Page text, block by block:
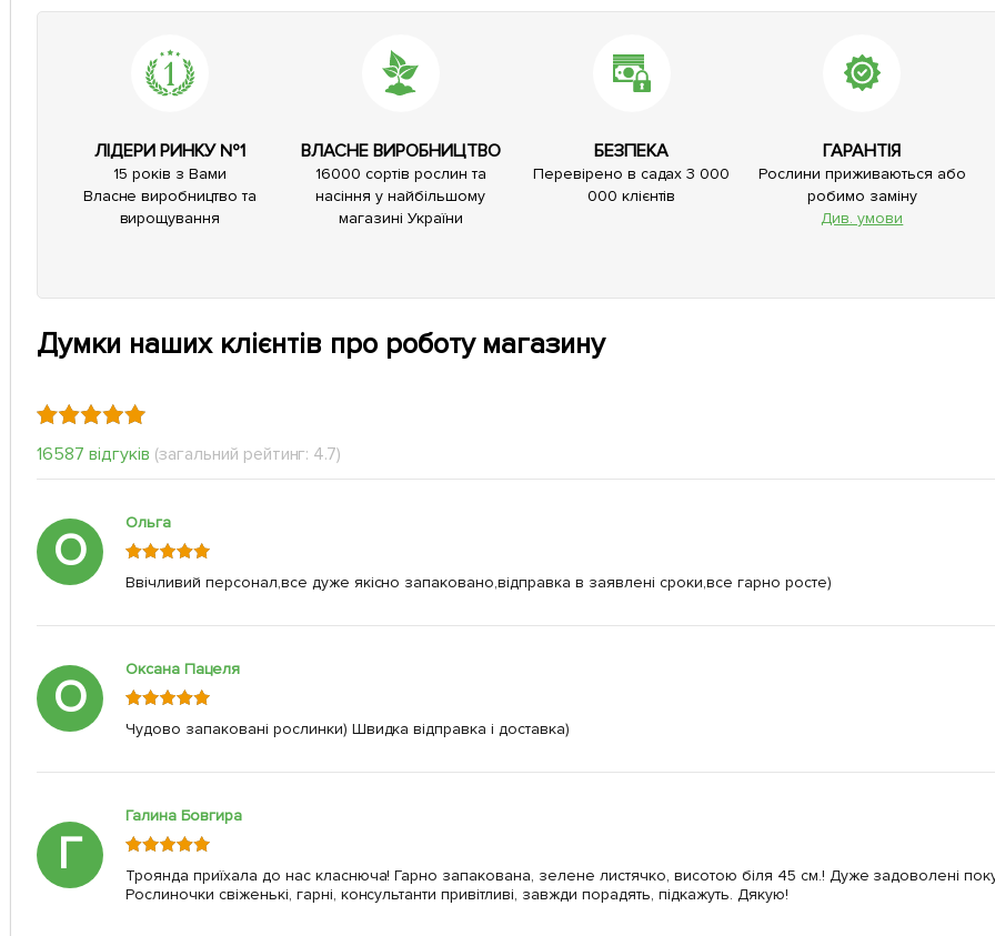
ЛІДЕРИ РИНКУ №1
15 років з Вами
Власне виробництво та
вирощування
ВЛАСНЕ ВИРОБНИЦТВО
16000 сортів рослин та
насіння у найбільшому
магазині України
БЕЗПЕКА
Перевірено в садах 3 000
000 клієнтів
ГАРАНТІЯ
Рослини приживаються або
робимо заміну
Див. умови
Думки наших клієнтів про роботу магазину
16587 відгуків (загальний рейтинг: 4.7)
О
Ольга
Ввічливий персонал,все дуже якісно запаковано,відправка в заявлені сроки,все гарно росте)
О
Оксана Пацеля
Чудово запаковані рослинки) Швидка відправка і доставка)
Г
Галина Бовгира
Троянда приїхала до нас класнюча! Гарно запакована, зелене листячко, висотою біля 45 см.! Дуже задоволені
Рослиночки свіженькі, гарні, консультанти привітливі, завжди порадять, підкажуть. Дякую!